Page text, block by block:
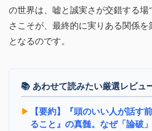
の世界は、嘘と誠実さが交錯する場
さこそが、最終的に実りある関係を
となるのです。
📚 あわせて読みたい厳選レビュ
▶︎
【要約】『頭のいい人が話す
ること』の真髄。なぜ「論破